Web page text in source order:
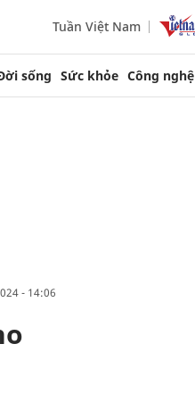
Tuần Việt Nam
sống Sức khỏe Công nghệ
- 14:06